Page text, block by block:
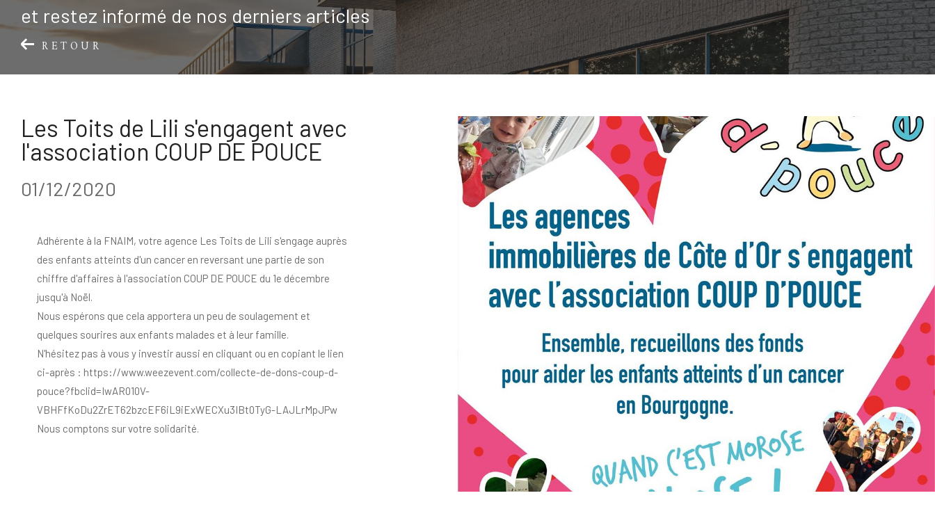
et restez informé de nos derniers articles
RETOUR
Les Toits de Lili s'engagent avec
l'association COUP DE POUCE
01/12/2020
Adhérente à la FNAIM, votre agence Les Toits de Lili s'engage auprès
des enfants atteints d'un cancer en reversant une partie de son
chiffre d'affaires à l'association COUP DE POUCE du 1e décembre
jusqu'à Noël.
Nous espérons que cela apportera un peu de soulagement et
quelques sourires aux enfants malades et à leur famille.
N'hésitez pas à vous y investir aussi en cliquant ou en copiant le lien
ci-après : https://www.weezevent.com/collecte-de-dons-coup-d-
pouce?fbclid=IwAR010V-
VBHFfKoDu2ZrET62bzcEF6iL9iExWECXu3IBt0TyG-LAJLrMpJPw
Nous comptons sur votre solidarité.